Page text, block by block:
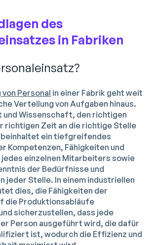
des
in Fabriken
Personal in einer Fabrik geht weit
Verteilung von Aufgaben hinaus.
und Wissenschaft, den richtigen
richtigen Zeit an die richtige Stelle
beinhaltet ein tiefgreifendes
Kompetenzen, Fähigkeiten und
einzelnen Mitarbeiters sowie
der Bedürfnisse und
jeder Stelle. In einem industriellen
dies, die Fähigkeiten der
die Produktionsabläufe
sicherzustellen, dass jede
Person ausgeführt wird, die dafür
ist, wodurch die Effizienz und